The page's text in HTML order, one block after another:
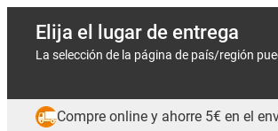
Elija el lugar de entrega
La selección de la página de país/región
Compre online y ahorre 5€ en el